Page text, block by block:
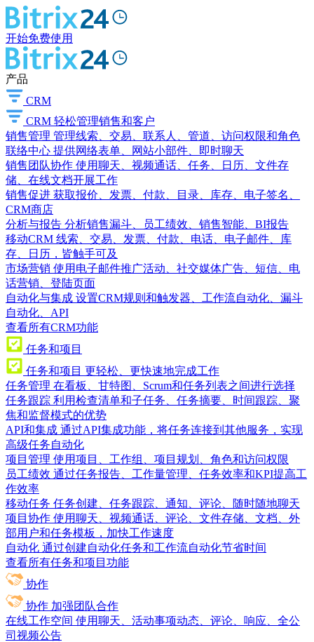
开始免费使用
产品
CRM
CRM 轻松管理销售和客户
销售管理 管理线索、交易、联系人、管道、访问权限和角色
联络中心 提供网络表单、网站小部件、即时聊天
销售团队协作 使用聊天、视频通话、任务、日历、文件存
储、在线文档开展工作
销售促进 获取报价、发票、付款、目录、库存、电子签名、
CRM商店
分析与报告 分析销售漏斗、员工绩效、销售智能、BI报告
移动CRM 线索、交易、发票、付款、电话、电子邮件、库
存、日历，皆触手可及
市场营销 使用电子邮件推广活动、社交媒体广告、短信、电
话营销、登陆页面
自动化与集成 设置CRM规则和触发器、工作流自动化、漏斗
自动化、API
查看所有CRM功能
任务和项目
任务和项目 更轻松、更快速地完成工作
任务管理 在看板、甘特图、Scrum和任务列表之间进行选择
任务跟踪 利用检查清单和子任务、任务摘要、时间跟踪、聚
焦和监督模式的优势
API和集成 通过API集成功能，将任务连接到其他服务，实现
高级任务自动化
项目管理 使用项目、工作组、项目规划、角色和访问权限
员工绩效 通过任务报告、工作量管理、任务效率和KPI提高工
作效率
移动任务 任务创建、任务跟踪、通知、评论、随时随地聊天
项目协作 使用聊天、视频通话、评论、文件存储、文档、外
部用户和任务模板，加快工作速度
自动化 通过创建自动化任务和工作流自动化节省时间
查看所有任务和项目功能
协作
协作 加强团队合作
在线工作空间 使用聊天、活动事项动态、评论、响应、全公
司视频公告